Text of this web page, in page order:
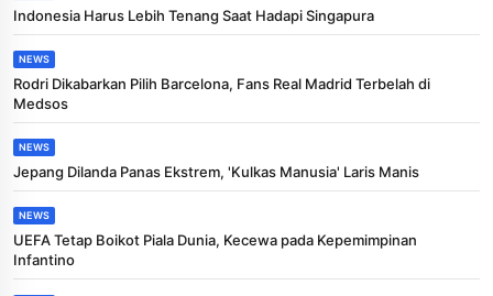
Indonesia Harus Lebih Tenang Saat Hadapi Singapura
NEWS
Rodri Dikabarkan Pilih Barcelona, Fans Real Madrid Terbelah di
Medsos
NEWS
Jepang Dilanda Panas Ekstrem, 'Kulkas Manusia' Laris Manis
NEWS
UEFA Tetap Boikot Piala Dunia, Kecewa pada Kepemimpinan
Infantino